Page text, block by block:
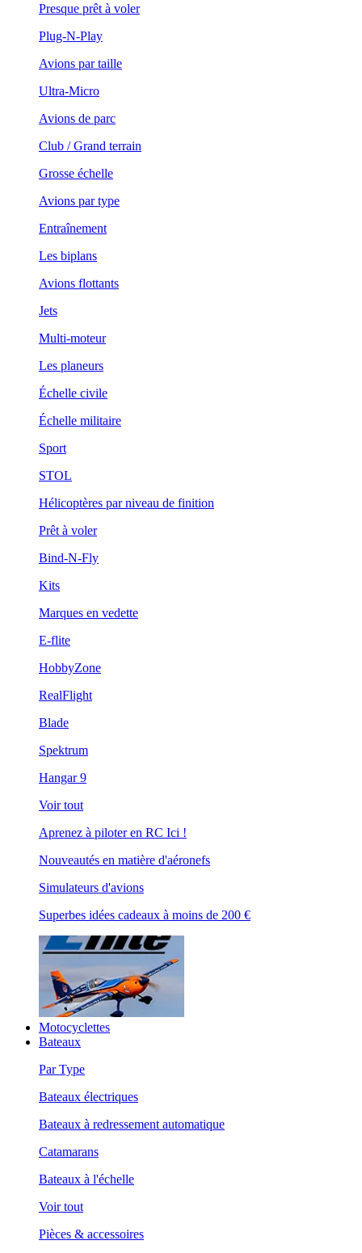
Presque prêt à voler
Plug-N-Play
Avions par taille
Ultra-Micro
Avions de parc
Club / Grand terrain
Grosse échelle
Avions par type
Entraînement
Les biplans
Avions flottants
Jets
Multi-moteur
Les planeurs
Échelle civile
Échelle militaire
Sport
STOL
Hélicoptères par niveau de finition
Prêt à voler
Bind-N-Fly
Kits
Marques en vedette
E-flite
HobbyZone
RealFlight
Blade
Spektrum
Hangar 9
Voir tout
Aprenez à piloter en RC Ici !
Nouveautés en matière d'aéronefs
Simulateurs d'avions
Superbes idées cadeaux à moins de 200 €
Motocyclettes
Bateaux
Par Type
Bateaux électriques
Bateaux à redressement automatique
Catamarans
Bateaux à l'échelle
Voir tout
Pièces & accessoires